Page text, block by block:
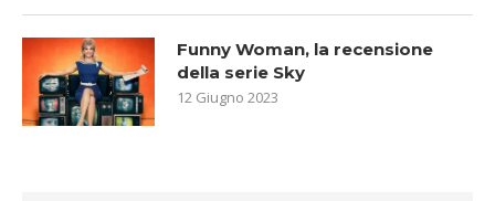
Funny Woman, la recensione
della serie Sky
12 Giugno 2023